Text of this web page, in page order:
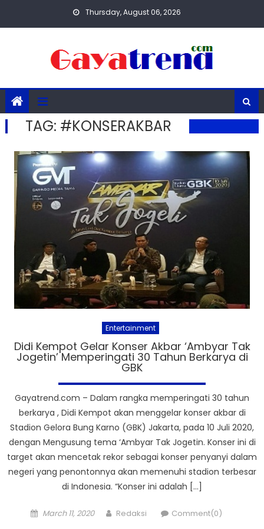
Thursday, August 06, 2026
TAG: #KONSERAKBAR
Entertainment
Didi Kempot Gelar Konser Akbar ‘Ambyar Tak
Jogetin’ Memperingati 30 Tahun Berkarya di
GBK
Gayatrend.com – Dalam rangka memperingati 30 tahun
berkarya , Didi Kempot akan menggelar konser akbar di
Stadion Gelora Bung Karno (GBK) Jakarta, pada 10 Juli 2020,
dengan Mengusung tema ‘Ambyar Tak Jogetin. Konser ini di
target akan mencetak rekor sebagai konser penyanyi dalam
negeri yang penontonnya akan memenuhi stadion terbesar
di Indonesia. “Konser ini adalah […]
Posted
March 11, 2020 Author
Redaksi Comment(0)